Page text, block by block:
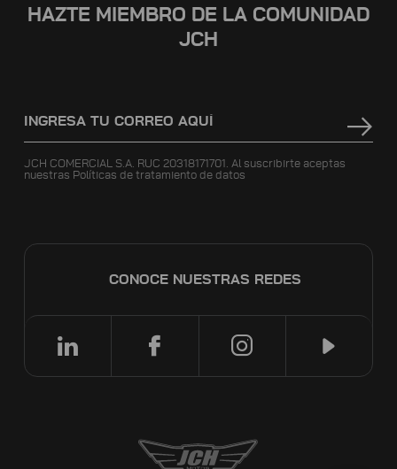
HAZTE MIEMBRO DE LA COMUNIDAD
JCH
JCH COMERCIAL S.A. RUC 20318171701. Al suscribirte aceptas
nuestras Políticas de tratamiento de datos
CONOCE NUESTRAS REDES